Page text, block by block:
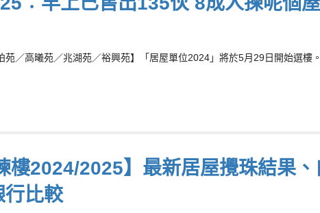
苑／高曦苑／兆湖苑／裕興苑】「居屋單位2024」將於5月29日開始選樓
樓2024/2025】最新居屋攪珠結果
行比較